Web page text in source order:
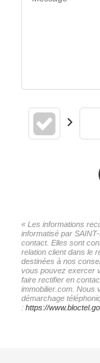
« Les informations
informatisé par
contact. Elles sont
relation client dans le
destinées à nos
vous pouvez exercer
faire rectifier en
immobilier.com. Nous
démarchage
: https://